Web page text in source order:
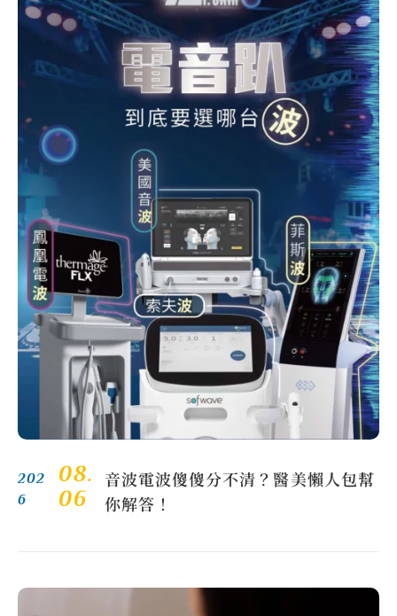
202
6
08.
06
音波電波傻傻分不清？醫美懶人包幫
你解答！